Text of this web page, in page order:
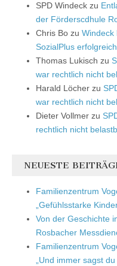
SPD Windeck zu
der Förderscdhule
Chris Bo zu Windeck
SozialPlus
Thomas Lukisch zu
war rechtlich nicht
Harald Löcher zu
war rechtlich nicht
Dieter Vollmer zu
rechtlich nicht
NEUESTE
Familienzentrum
„Gefühlsstarke
Von der Geschichte
Rosbacher
Familienzentrum
„Und immer sagst du